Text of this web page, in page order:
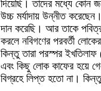
দিয়েছি। তাদের মধ্যে
উচ্চ মর্যাদায় উন্নীত
দান করেছি। আর তাকে
করলে নবিগণের পরবর্তী
কিন্তু তারা পরস্পর
এবং কিছু লোক কাফের হয়ে
বিগ্রহে লিপ্ত হতো না।